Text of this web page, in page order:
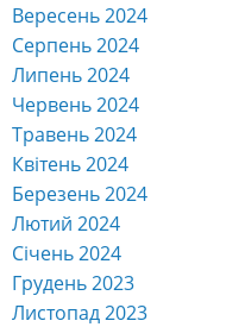
Вересень 2024
Серпень 2024
Липень 2024
Червень 2024
Травень 2024
Квітень 2024
Березень 2024
Лютий 2024
Січень 2024
Грудень 2023
Листопад 2023